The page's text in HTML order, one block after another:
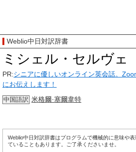
Weblio中日対訳辞書
ミシェル・セルヴェ
PR:シニアに優しいオンライン英会話。
にお伝えします！
中国語訳 米格爾·塞爾韋特
Weblio中日対訳辞書はプログラムで機械的に意味や
ていることもあります。ご了承くださいませ。